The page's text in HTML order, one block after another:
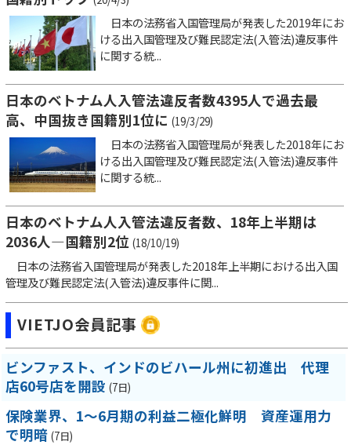
日本の法務省入国管理局が発表した2019年にお
ける出入国管理及び難民認定法(入管法)違反事件
に関する統...
日本のベトナム人入管法違反者数4395人で過去最
高、中国抜き国籍別1位に (19/3/29)
日本の法務省入国管理局が発表した2018年にお
ける出入国管理及び難民認定法(入管法)違反事件
に関する統...
日本のベトナム人入管法違反者数、18年上半期は
2036人―国籍別2位 (18/10/19)
日本の法務省入国管理局が発表した2018年上半期における出入国
管理及び難民認定法(入管法)違反事件に関...
VIETJO会員記事
ビンファスト、インドのビハール州に初進出 代理
店60号店を開設 (7日)
保険業界、1～6月期の利益二極化鮮明 資産運用力
で明暗 (7日)